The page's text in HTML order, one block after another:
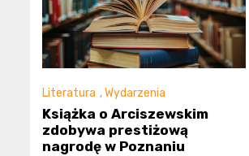
Literatura ,Wydarzenia
Książka o Arciszewskim
zdobywa prestiżową
nagrodę w Poznaniu